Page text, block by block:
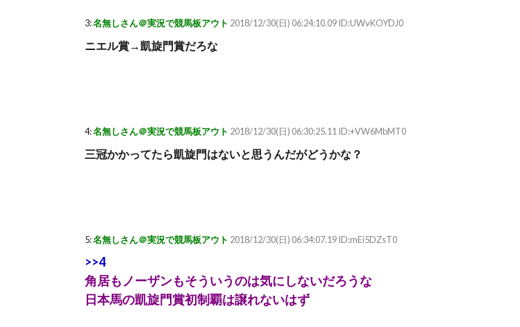
3:名無しさん＠実況で競馬板アウト 2018/12/30(日) 06:24:10.09 ID:UWvKOYDJ0
ニエル賞→凱旋門賞だろな
4:名無しさん＠実況で競馬板アウト 2018/12/30(日) 06:30:25.11 ID:+VW6MbMT0
三冠かかってたら凱旋門はないと思うんだがどうかな？
5:名無しさん＠実況で競馬板アウト 2018/12/30(日) 06:34:07.19 ID:mEi5DZsT0
>>4
角居もノーザンもそういうのは気にしないだろうな
日本馬の凱旋門賞初制覇は譲れないはず